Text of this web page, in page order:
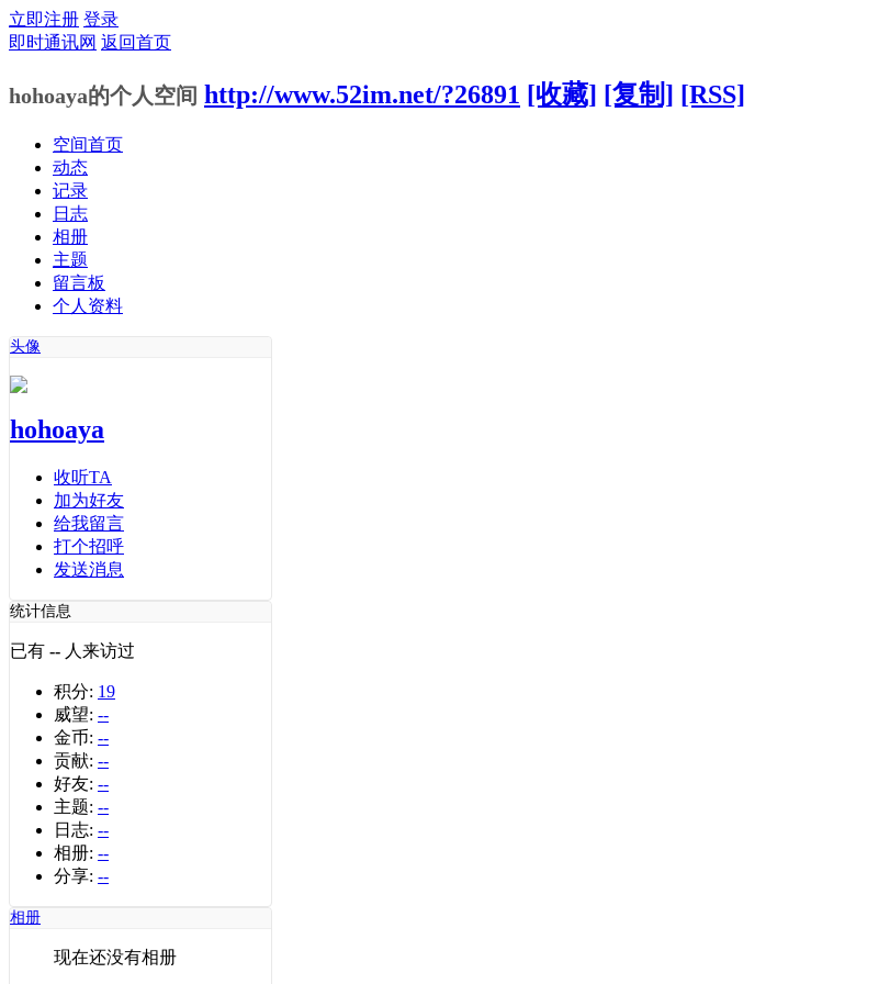
立即注册 登录
即时通讯网 返回首页
hohoaya的个人空间 http://www.52im.net/?26891 [收藏] [复制] [RSS]
空间首页
动态
记录
日志
相册
主题
留言板
个人资料
头像
hohoaya
收听TA
加为好友
给我留言
打个招呼
发送消息
统计信息
已有 -- 人来访过
积分: 19
威望: --
金币: --
贡献: --
好友: --
主题: --
日志: --
相册: --
分享: --
相册
现在还没有相册